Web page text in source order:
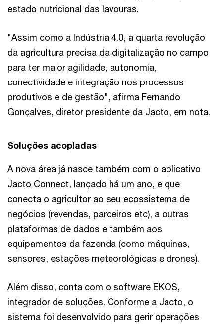
estado nutricional das lavouras.
"Assim como a Indústria 4.0, a quarta revolução
da agricultura precisa da digitalização no campo
para ter maior agilidade, autonomia,
conectividade e integração nos processos
produtivos e de gestão", afirma Fernando
Gonçalves, diretor presidente da Jacto, em nota.
Soluções acopladas
A nova área já nasce também com o aplicativo
Jacto Connect, lançado há um ano, e que
conecta o agricultor ao seu ecossistema de
negócios (revendas, parceiros etc), a outras
plataformas de dados e também aos
equipamentos da fazenda (como máquinas,
sensores, estações meteorológicas e drones).
Além disso, conta com o software EKOS,
integrador de soluções. Conforme a Jacto, o
sistema foi desenvolvido para gerir operações